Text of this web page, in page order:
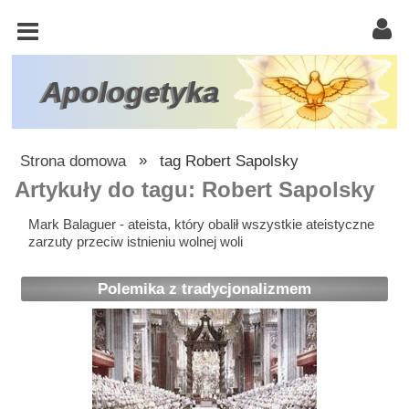
Apologetyka
KOŚCIÓŁ
KATOLICKI
TRÓJCA
ŚWIĘTA
ATEIZM
ŚWIADKOWIE
JEHOWY
OBRONIE
Strona domowa » tag Robert Sapolsky
Polemika z tradycjonalizmem
Artykuły do tagu: Robert Sapolsky
Mark Balaguer - ateista, który obalił wszystkie ateistyczne
zarzuty przeciw istnieniu wolnej woli